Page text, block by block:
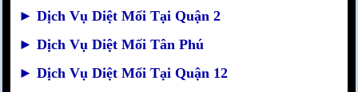
► Dịch Vụ Diệt Mối Tại Quận 2
► Dịch Vụ Diệt Mối Tân Phú
► Dịch Vụ Diệt Mối Tại Quận 12